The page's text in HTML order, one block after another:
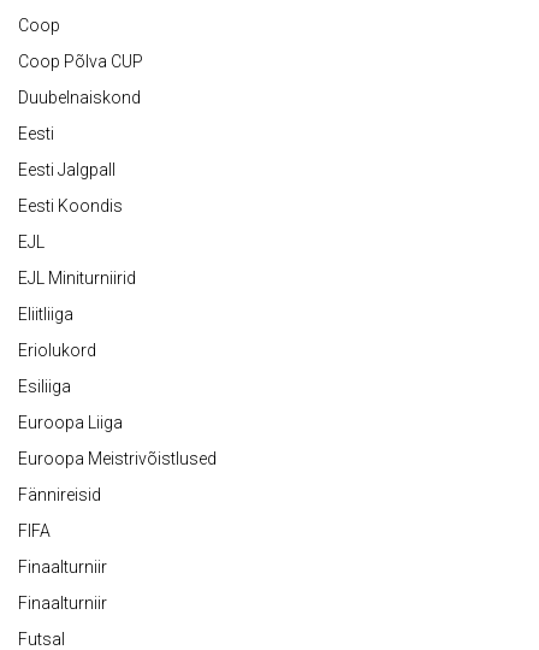
Coop
Coop Põlva CUP
Duubelnaiskond
Eesti
Eesti Jalgpall
Eesti Koondis
EJL
EJL Miniturniirid
Eliitliiga
Eriolukord
Esiliiga
Euroopa Liiga
Euroopa Meistrivõistlused
Fännireisid
FIFA
Finaalturniir
Finaalturniir
Futsal